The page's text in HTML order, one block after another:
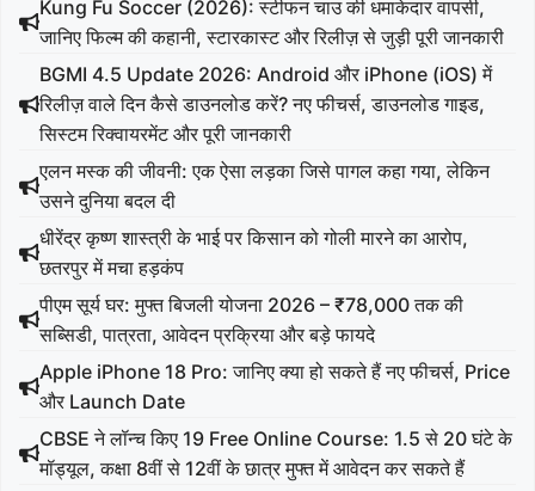
Kung Fu Soccer (2026): स्टीफन चाउ की धमाकेदार वापसी,
जानिए फिल्म की कहानी, स्टारकास्ट और रिलीज़ से जुड़ी पूरी जानकारी
BGMI 4.5 Update 2026: Android और iPhone (iOS) में
रिलीज़ वाले दिन कैसे डाउनलोड करें? नए फीचर्स, डाउनलोड गाइड,
सिस्टम रिक्वायरमेंट और पूरी जानकारी
एलन मस्क की जीवनी: एक ऐसा लड़का जिसे पागल कहा गया, लेकिन
उसने दुनिया बदल दी
धीरेंद्र कृष्ण शास्त्री के भाई पर किसान को गोली मारने का आरोप,
छतरपुर में मचा हड़कंप
पीएम सूर्य घर: मुफ्त बिजली योजना 2026 – ₹78,000 तक की
सब्सिडी, पात्रता, आवेदन प्रक्रिया और बड़े फायदे
Apple iPhone 18 Pro: जानिए क्या हो सकते हैं नए फीचर्स, Price
और Launch Date
CBSE ने लॉन्च किए 19 Free Online Course: 1.5 से 20 घंटे के
मॉड्यूल, कक्षा 8वीं से 12वीं के छात्र मुफ्त में आवेदन कर सकते हैं